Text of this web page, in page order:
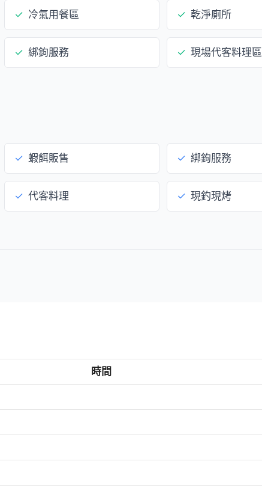
✓ 冷氣用餐區 ✓ 乾淨廁所
✓ 綁鉤服務 ✓ 現場代客料理區
✓ 蝦餌販售 ✓ 綁鉤服務
✓ 代客料理 ✓ 現釣現烤
時間